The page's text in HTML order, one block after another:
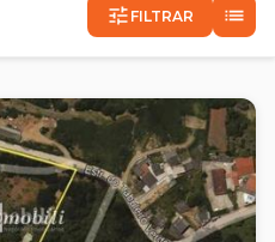
FILTRAR